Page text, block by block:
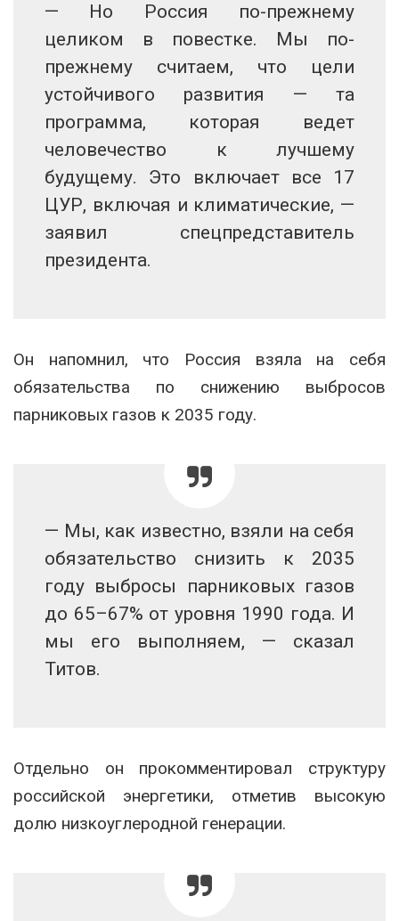
— Но Россия по-прежнему
целиком в повестке. Мы по-
прежнему считаем, что цели
устойчивого развития — та
программа, которая ведет
человечество к лучшему
будущему. Это включает все 17
ЦУР, включая и климатические, —
заявил спецпредставитель
президента.
Он напомнил, что Россия взяла на себя
обязательства по снижению выбросов
парниковых газов к 2035 году.
— Мы, как известно, взяли на себя
обязательство снизить к 2035
году выбросы парниковых газов
до 65–67% от уровня 1990 года. И
мы его выполняем, — сказал
Титов.
Отдельно он прокомментировал структуру
российской энергетики, отметив высокую
долю низкоуглеродной генерации.